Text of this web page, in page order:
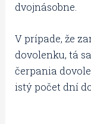
dvojnásobne.
V prípade, že
dovolenku, tá
čerpania
istý počet dní